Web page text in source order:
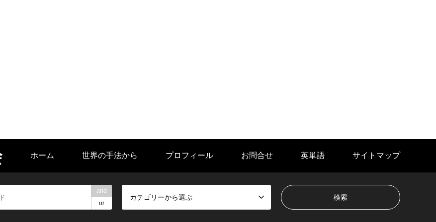
ホーム 世界の手法から プロフィール お問合せ 英単語 サイトマップ
and
or
カテゴリーから選ぶ